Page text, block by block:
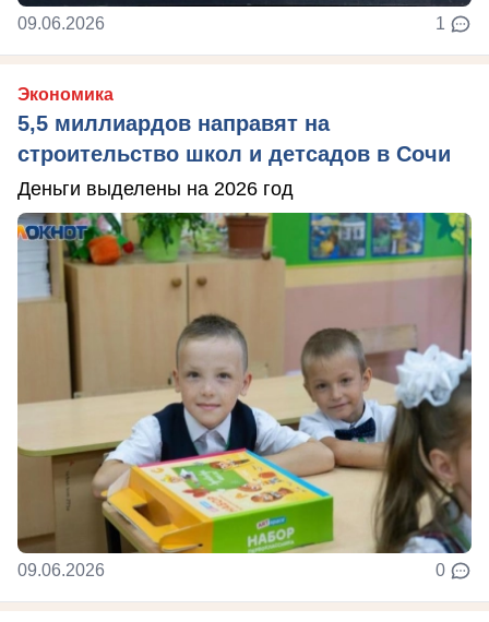
09.06.2026 1
Экономика
5,5 миллиардов направят на
строительство школ и детсадов в Сочи
Деньги выделены на 2026 год
09.06.2026 0